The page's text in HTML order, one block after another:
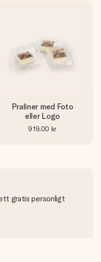
Praliner med Foto
eller Logo
919,00 kr
gratis personligt